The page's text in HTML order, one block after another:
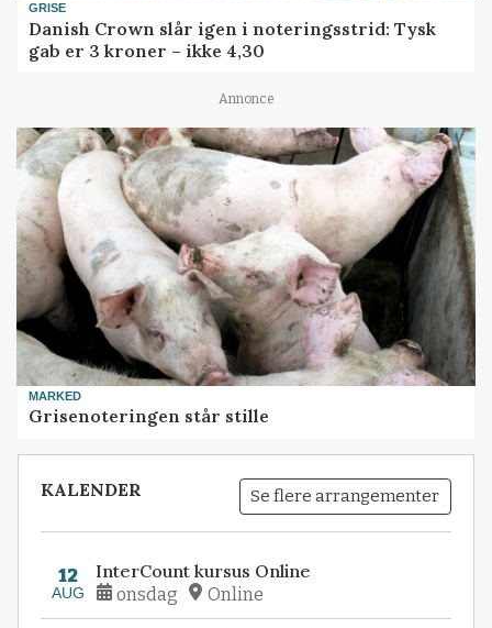
GRISE
Danish Crown slår igen i noteringsstrid: Tysk
gab er 3 kroner – ikke 4,30
Annonce
MARKED
Grisenoteringen står stille
KALENDER Se flere arrangementer
12
AUG
InterCount kursus Online
onsdag Online